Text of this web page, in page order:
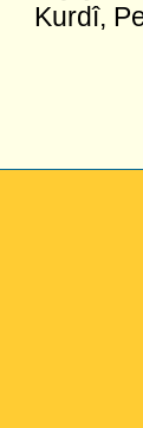
Kurdî,